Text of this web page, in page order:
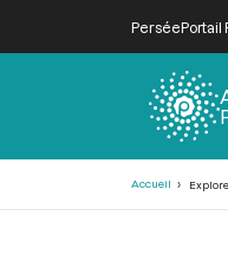
PerséePortail
Accueil